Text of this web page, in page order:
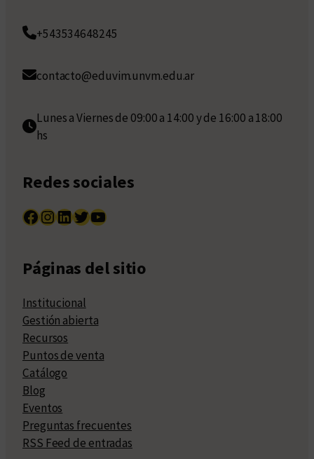
+543534648245
contacto@eduvim.unvm.edu.ar
Lunes a Viernes de 09:00 a 14:00 y de 16:00 a 18:00
hs
Redes sociales
Facebook InstagramLinkedIn Twitter YouTube
Páginas del sitio
Institucional
Gestión abierta
Recursos
Puntos de venta
Catálogo
Blog
Eventos
Preguntas frecuentes
RSS Feed de entradas